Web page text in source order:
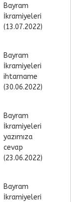
Bayram
İkramiyeleri
(13.07.2022)
Bayram
İkramiyeleri
ihtarname
(30.06.2022)
Bayram
İkramiyeleri
yazımıza
cevap
(23.06.2022)
Bayram
İkramiyeleri